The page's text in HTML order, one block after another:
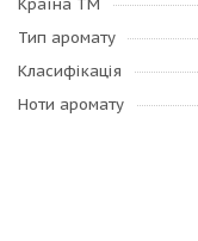
Країна ТМ
Тип аромату
Класифікація
Ноти аромату